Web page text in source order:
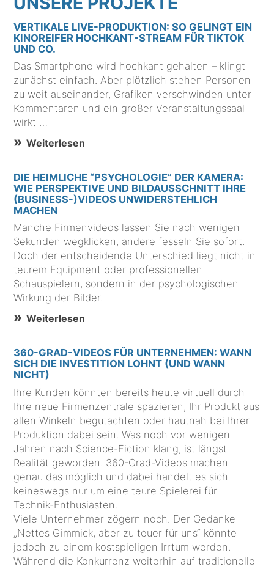
VERTIKALE LIVE-PRODUKTION: SO GELINGT EIN
KINOREIFER HOCHKANT-STREAM FÜR TIKTOK
UND CO.
Das Smartphone wird hochkant gehalten – klingt
zunächst einfach. Aber plötzlich stehen Personen
zu weit auseinander, Grafiken verschwinden unter
Kommentaren und ein großer Veranstaltungssaal
wirkt …
Weiterlesen
DIE HEIMLICHE “PSYCHOLOGIE” DER KAMERA:
WIE PERSPEKTIVE UND BILDAUSSCHNITT IHRE
(BUSINESS-)VIDEOS UNWIDERSTEHLICH
MACHEN
Manche Firmenvideos lassen Sie nach wenigen
Sekunden wegklicken, andere fesseln Sie sofort.
Doch der entscheidende Unterschied liegt nicht in
teurem Equipment oder professionellen
Schauspielern, sondern in der psychologischen
Wirkung der Bilder.
Weiterlesen
360-GRAD-VIDEOS FÜR UNTERNEHMEN: WANN
SICH DIE INVESTITION LOHNT (UND WANN
NICHT)
Ihre Kunden könnten bereits heute virtuell durch
Ihre neue Firmenzentrale spazieren, Ihr Produkt aus
allen Winkeln begutachten oder hautnah bei Ihrer
Produktion dabei sein. Was noch vor wenigen
Jahren nach Science-Fiction klang, ist längst
Realität geworden. 360-Grad-Videos machen
genau das möglich und dabei handelt es sich
keineswegs nur um eine teure Spielerei für
Technik-Enthusiasten.
Viele Unternehmer zögern noch. Der Gedanke
„Nettes Gimmick, aber zu teuer für uns“ könnte
jedoch zu einem kostspieligen Irrtum werden.
Während die Konkurrenz weiterhin auf traditionelle